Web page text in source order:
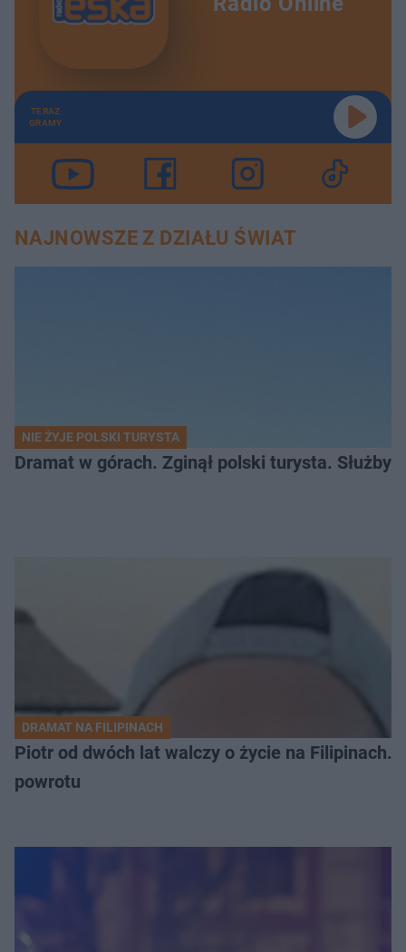
TERAZ
GRAMY
NAJNOWSZE Z DZIAŁU ŚWIAT
NIE ŻYJE POLSKI TURYSTA
Dramat w górach. Zginął polski turysta. Służby
DRAMAT NA FILIPINACH
Piotr od dwóch lat walczy o życie na Filipinach.
powrotu